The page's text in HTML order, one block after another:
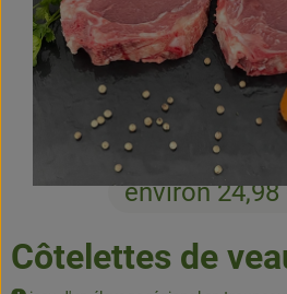
Produits de boulangerie
Produits naturels
Boissons
Bons d'achat & idées cadeaux
Livraison
Côtelettes de
environ